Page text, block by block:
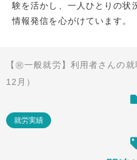
験を活かし、一人ひとりの状
情報発信を心がけています。
【㊗一般就労】利用者さんの
12月）
就労実績